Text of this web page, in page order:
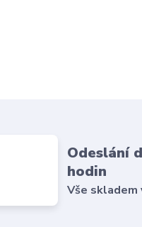
Odeslání
hodin
Vše skladem